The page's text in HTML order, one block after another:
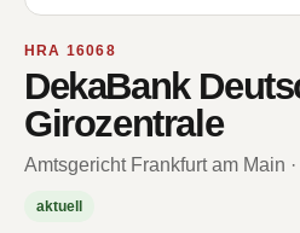
HRA 16068
DekaBank
Girozentrale
Amtsgericht Frankfurt am Main
aktuell